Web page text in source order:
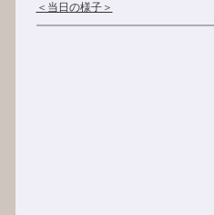
＜当日の様子＞